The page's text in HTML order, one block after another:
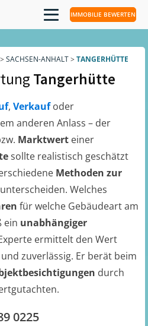
IMMOBILIE BEWERTEN
> SACHSEN-ANHALT> TANGERHÜTTE
Tangerhütte
, Verkaufoder
anderen Anlass – der
Marktwert einer
sollte realistisch geschätzt
Methoden zur
unterscheiden. Welches
für welche Gebäudeart am
ein unabhängiger
ermittelt den Wert
zuverlässig. Er berät beim
durch
0225